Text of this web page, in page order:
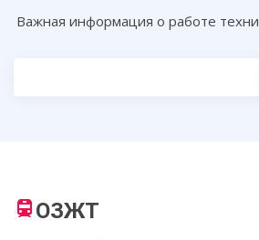
Важная информация о работе
ОЗЖТ